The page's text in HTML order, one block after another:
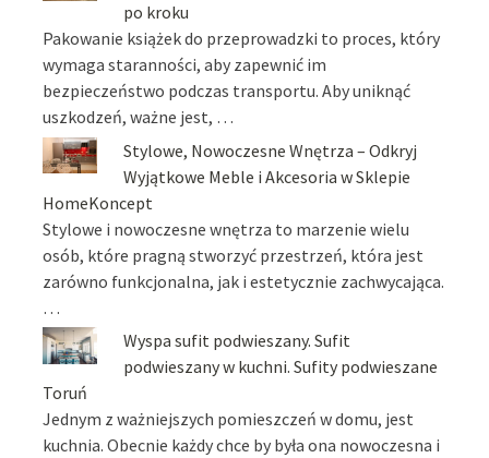
po kroku
Pakowanie książek do przeprowadzki to proces, który
wymaga staranności, aby zapewnić im
bezpieczeństwo podczas transportu. Aby uniknąć
uszkodzeń, ważne jest, …
Stylowe, Nowoczesne Wnętrza – Odkryj
Wyjątkowe Meble i Akcesoria w Sklepie
HomeKoncept
Stylowe i nowoczesne wnętrza to marzenie wielu
osób, które pragną stworzyć przestrzeń, która jest
zarówno funkcjonalna, jak i estetycznie zachwycająca.
…
Wyspa sufit podwieszany. Sufit
podwieszany w kuchni. Sufity podwieszane
Toruń
Jednym z ważniejszych pomieszczeń w domu, jest
kuchnia. Obecnie każdy chce by była ona nowoczesna i